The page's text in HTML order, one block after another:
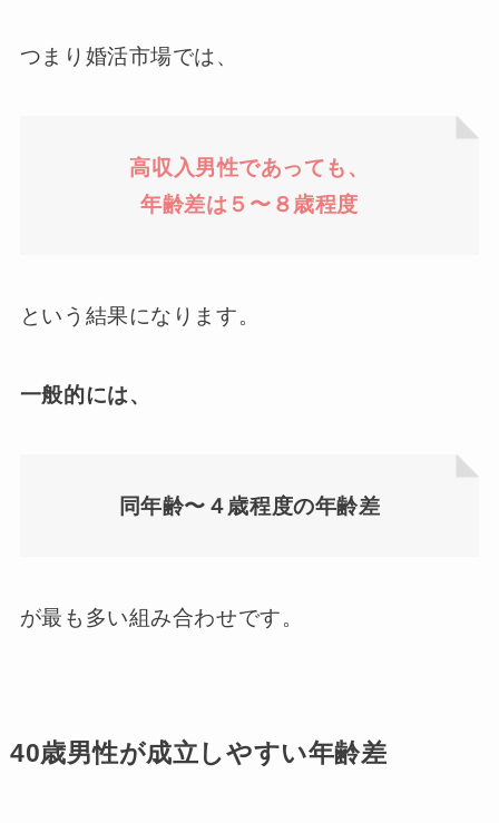
つまり婚活市場では、
高収入男性であっても、
年齢差は ５ 〜８歳程度
という結果になります。
一般的には、
同年齢〜４歳程度の年齢差
が最も多い組み合わせです。
40歳男性が成立しやすい年齢差